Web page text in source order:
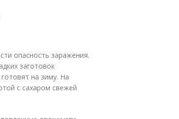
опасность заражения.
заготовок
на зиму. На
с сахаром свежей